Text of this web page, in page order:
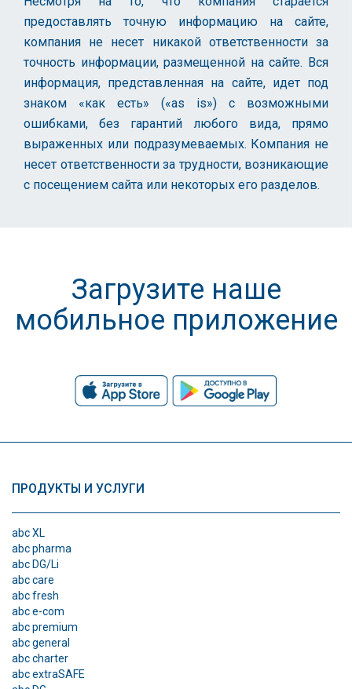
предоставлять точную информацию на сайте,
компания не несет никакой ответственности за
точность информации, размещенной на сайте. Вся
информация, представленная на сайте, идет под
знаком «как есть» («as is») с возможными
ошибками, без гарантий любого вида, прямо
выраженных или подразумеваемых. Компания не
несет ответственности за трудности, возникающие
с посещением сайта или некоторых его разделов.
Загрузите наше
мобильное приложение
ПРОДУКТЫ И УСЛУГИ
abc XL
abc pharma
abc DG/Li
abc care
abc fresh
abc e-com
abc premium
abc general
abc charter
abc extraSAFE